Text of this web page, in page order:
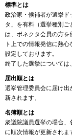
標準とは
政治家・候補者が選挙ド
タ」を有料（選挙種別
は、ボネクタ会員の方を
ト上での情報発信に熱
設定しております。
終了した選挙については
届出順とは
選挙管理委員会に届け
新されます。
名簿順とは
衆議院議員選挙の場合
に順次情報が更新されま